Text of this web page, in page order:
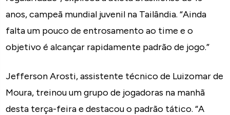
anos, campeã mundial juvenil na Tailândia. “Ainda
falta um pouco de entrosamento ao time e o
objetivo é alcançar rapidamente padrão de jogo.”
Jefferson Arosti, assistente técnico de Luizomar de
Moura, treinou um grupo de jogadoras na manhã
desta terça-feira e destacou o padrão tático. “A